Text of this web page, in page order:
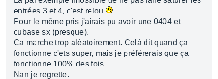
entrées 3 et 4, c'est relou
Pour le même pris j'airais pu avoir une 0404 et
cubase sx (presque).
Ca marche trop aléatoirement. Celà dit quand ça
fonctionne c'ets super, mais je préférerais que ça
fonctionne 100% des fois.
Nan je regrette.